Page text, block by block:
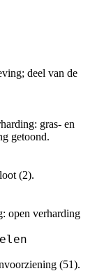
deel van de
gras- en
getoond.
(2).
open verharding
(51).